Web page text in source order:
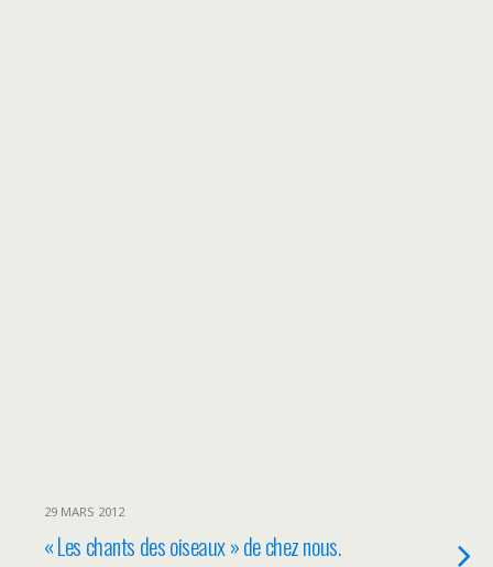
29 MARS 2012
« Les chants des oiseaux » de chez nous.